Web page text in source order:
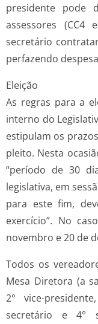
presidente pode
assessores
secretário
perfazendo
Eleição
As regras para a
interno do
estipulam os
pleito. Nesta
“período de 30
legislativa, em
para este fim,
exercício”. No
novembro e 20 de
Todos os
Mesa Diretora (a
2° vice-
secretário e 4°